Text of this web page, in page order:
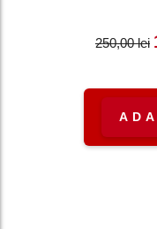
250,00lei